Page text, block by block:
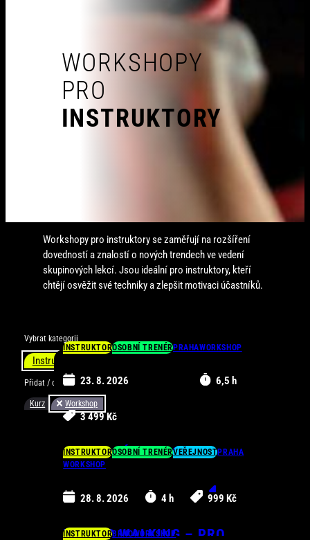
WORKSHOPY
PRO
INSTRUKTORY
Workshopy pro instruktory se zaměřují na rozšíření
dovedností a znalostí o nových trendech ve vedení
skupinových lekcí. Jsou ideální pro instruktory, kteří
chtějí osvěžit své techniky a zlepšit motivaci účastníků.
Vybrat kategorii
Instruktor
Přidat / odebrat filtr
Kurz Workshop
INSTRUKTOROSOBNÍ TRENÉRPRAHAWORKSHOP
23. 8. 2026 6,5 h
3 499 Kč
GRAVIDJÓGA PRO
INSTRUKTORY
SKUPINOVÝCH LEKCÍ
INSTRUKTOROSOBNÍ TRENÉR PRAHA
VEŘEJNOST
WORKSHOP
28. 8. 2026 4 h 999 Kč
NORDIC WALKING – PRO
BRNO
INSTRUKTOR WORKSHOP